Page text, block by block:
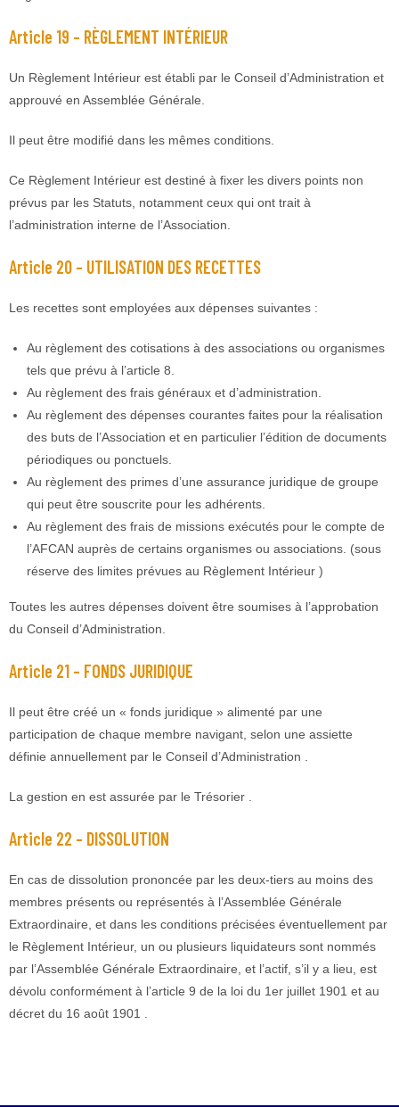
Article 19 – RÈGLEMENT INTÉRIEUR
Un Règlement Intérieur est établi par le Conseil d’Administration et
approuvé en Assemblée Générale.
Il peut être modifié dans les mêmes conditions.
Ce Règlement Intérieur est destiné à fixer les divers points non
prévus par les Statuts, notamment ceux qui ont trait à
l’administration interne de l’Association.
Article 20 – UTILISATION DES RECETTES
Les recettes sont employées aux dépenses suivantes :
Au règlement des cotisations à des associations ou organismes
tels que prévu à l’article 8.
Au règlement des frais généraux et d’administration.
Au règlement des dépenses courantes faites pour la réalisation
des buts de l’Association et en particulier l’édition de documents
périodiques ou ponctuels.
Au règlement des primes d’une assurance juridique de groupe
qui peut être souscrite pour les adhérents.
Au règlement des frais de missions exécutés pour le compte de
l’AFCAN auprès de certains organismes ou associations. (sous
réserve des limites prévues au Règlement Intérieur )
Toutes les autres dépenses doivent être soumises à l’approbation
du Conseil d’Administration.
Article 21 – FONDS JURIDIQUE
Il peut être créé un « fonds juridique » alimenté par une
participation de chaque membre navigant, selon une assiette
définie annuellement par le Conseil d’Administration .
La gestion en est assurée par le Trésorier .
Article 22 – DISSOLUTION
En cas de dissolution prononcée par les deux-tiers au moins des
membres présents ou représentés à l’Assemblée Générale
Extraordinaire, et dans les conditions précisées éventuellement par
le Règlement Intérieur, un ou plusieurs liquidateurs sont nommés
par l’Assemblée Générale Extraordinaire, et l’actif, s’il y a lieu, est
dévolu conformément à l’article 9 de la loi du 1er juillet 1901 et au
décret du 16 août 1901 .